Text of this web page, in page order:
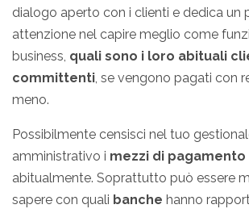
dialogo aperto con i clienti e dedica un
attenzione nel capire meglio come
business, quali sono i loro abituali
committenti, se vengono pagati con
meno.
Possibilmente censisci nel tuo
amministrativo i mezzi di pagamento
abitualmente. Soprattutto può essere
sapere con quali banche hanno